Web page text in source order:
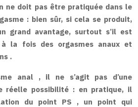
ne doit pas être pratiquée dans le
: bien sûr, si cela se produit,
grand avantage, surtout s’il est
à la fois des orgasmes anaux et
.
anal, il ne s’agit pas d’une
réelle possibilité : en pratique, il
du point PS , un point qui